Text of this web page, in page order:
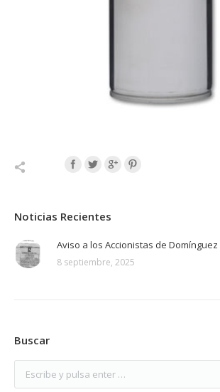
Noticias Recientes
Aviso a los Accionistas de Domínguez
8 septiembre, 2025
Buscar